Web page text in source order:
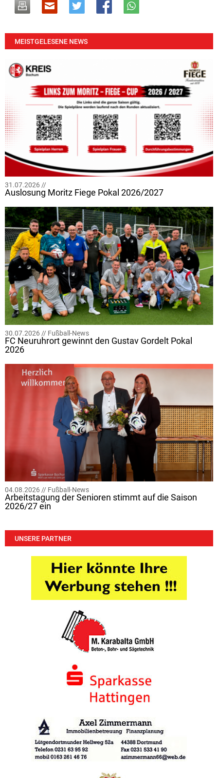
MEISTGELESENE NEWS
31.07.2026 //
Auslosung Moritz Fiege Pokal 2026/2027
30.07.2026 // Fußball-News
FC Neuruhrort gewinnt den Gustav Gordelt Pokal
2026
04.08.2026 // Fußball-News
Arbeitstagung der Senioren stimmt auf die Saison
2026/27 ein
UNSERE PARTNER